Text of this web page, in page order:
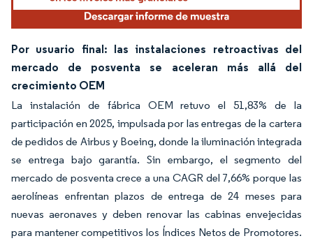
Por usuario final: las instalaciones retroactivas del
mercado de posventa se aceleran más allá del
crecimiento OEM
La instalación de fábrica OEM retuvo el 51,83% de la
participación en 2025, impulsada por las entregas de la cartera
de pedidos de Airbus y Boeing, donde la iluminación integrada
se entrega bajo garantía. Sin embargo, el segmento del
mercado de posventa crece a una CAGR del 7,66% porque las
aerolíneas enfrentan plazos de entrega de 24 meses para
nuevas aeronaves y deben renovar las cabinas envejecidas
para mantener competitivos los Índices Netos de Promotores.